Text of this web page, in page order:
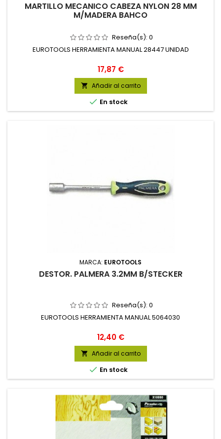
MARTILLO MECANICO CABEZA NYLON 28 MM
M/MADERA BAHCO
Reseña(s): 0
EUROTOOLS HERRAMIENTA MANUAL 28447 UNIDAD
Precio
17,87 €
 Añadir al carrito
 En stock
MARCA: EUROTOOLS
DESTOR. PALMERA 3.2MM B/STECKER
Reseña(s): 0
EUROTOOLS HERRAMIENTA MANUAL 5064030
Precio
12,40 €
 Añadir al carrito
 En stock